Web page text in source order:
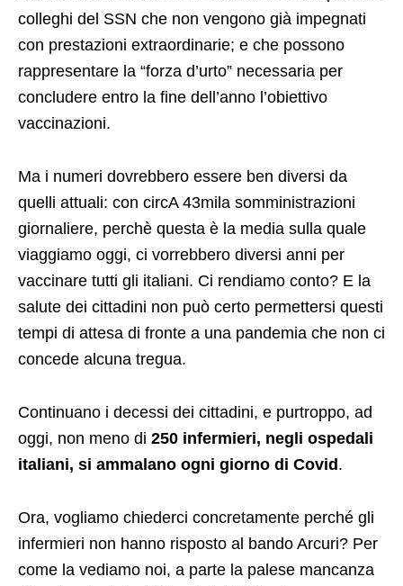
colleghi del SSN che non vengono già impegnati
con prestazioni extraordinarie; e che possono
rappresentare la “forza d’urto” necessaria per
concludere entro la fine dell’anno l’obiettivo
vaccinazioni.
Ma i numeri dovrebbero essere ben diversi da
quelli attuali: con circA 43mila somministrazioni
giornaliere, perchè questa è la media sulla quale
viaggiamo oggi, ci vorrebbero diversi anni per
vaccinare tutti gli italiani. Ci rendiamo conto? E la
salute dei cittadini non può certo permettersi questi
tempi di attesa di fronte a una pandemia che non ci
concede alcuna tregua.
Continuano i decessi dei cittadini, e purtroppo, ad
oggi, non meno di 250 infermieri, negli ospedali
italiani, si ammalano ogni giorno di Covid .
Ora, vogliamo chiederci concretamente perché gli
infermieri non hanno risposto al bando Arcuri? Per
come la vediamo noi, a parte la palese mancanza